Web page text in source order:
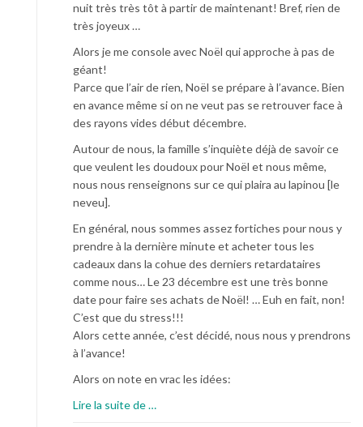
nuit très très tôt à partir de maintenant! Bref, rien de
très joyeux …
Alors je me console avec Noël qui approche à pas de
géant!
Parce que l’air de rien, Noël se prépare à l’avance. Bien
en avance même si on ne veut pas se retrouver face à
des rayons vides début décembre.
Autour de nous, la famille s’inquiète déjà de savoir ce
que veulent les doudoux pour Noël et nous même,
nous nous renseignons sur ce qui plaira au lapinou [le
neveu].
En général, nous sommes assez fortiches pour nous y
prendre à la dernière minute et acheter tous les
cadeaux dans la cohue des derniers retardataires
comme nous… Le 23 décembre est une très bonne
date pour faire ses achats de Noël! … Euh en fait, non!
C’est que du stress!!!
Alors cette année, c’est décidé, nous nous y prendrons
à l’avance!
Alors on note en vrac les idées:
Lire la suite deà
…